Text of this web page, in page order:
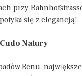
przy
się z elegancją!
Natury
Renu,